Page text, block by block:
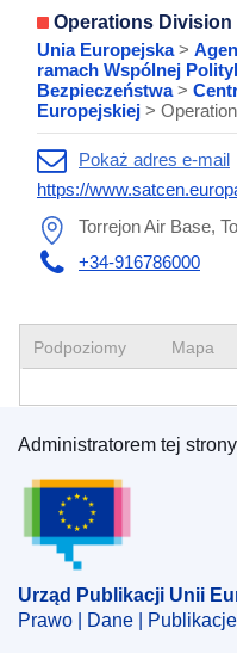
Operations Division
Unia Europejska>
ramach Wspólnej
Bezpieczeństwa>
Europejskiej >
Pokaż adres e-mail
https://
Torrejon Air Base,
+34-916786000
Podpoziomy Mapa
Urząd Publikacji Unii
Administratorem tej
Urząd Publikacji Unii
Prawo | Dane | Publikacje